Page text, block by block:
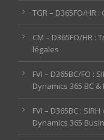
TGR – D365FO/HR
CM – D365FO/HR
légales
FVI – D365BC/FO :
Dynamics 365 BC &
FVI – D365BC :
Dynamics 365